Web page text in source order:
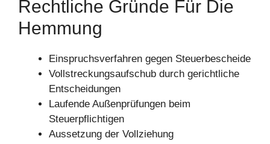
Rechtliche Gründe Für Die
Hemmung
Einspruchsverfahren gegen Steuerbescheide
Vollstreckungsaufschub durch gerichtliche
Entscheidungen
Laufende Außenprüfungen beim
Steuerpflichtigen
Aussetzung der Vollziehung